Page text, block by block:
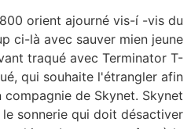
orient ajourné vis-í -vis du
ci-là avec sauver mien jeune
traqué avec Terminator T-
qui souhaite l'étrangler afin
de Skynet. Skynet
sonnerie qui doit désactiver